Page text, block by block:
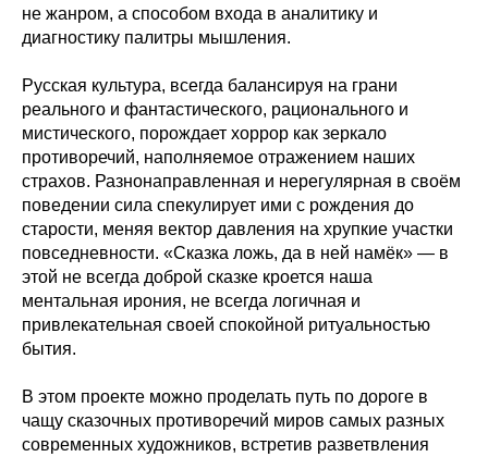
не жанром, а способом входа в аналитику и
диагностику палитры мышления.
Русская культура, всегда балансируя на грани
реального и фантастического, рационального и
мистического, порождает хоррор как зеркало
противоречий, наполняемое отражением наших
страхов. Разнонаправленная и нерегулярная в своём
поведении сила спекулирует ими с рождения до
старости, меняя вектор давления на хрупкие участки
повседневности. «Сказка ложь, да в ней намёк» — в
этой не всегда доброй сказке кроется наша
ментальная ирония, не всегда логичная и
привлекательная своей спокойной ритуальностью
бытия.
В этом проекте можно проделать путь по дороге в
чащу сказочных противоречий миров самых разных
современных художников, встретив разветвления